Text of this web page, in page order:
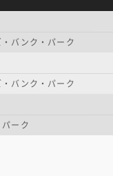
バンク・パーク
バンク・パーク
ーク